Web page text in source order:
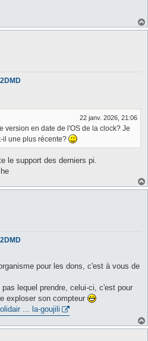
22 janv. 2026, 21:06
version en date de l'OS de la clock? Je
il une plus récente?
le support des derniers pi.
pour les dons, c'est à vous de
lequel prendre, celui-ci, c'est pour
exploser son compteur
... la-goujili